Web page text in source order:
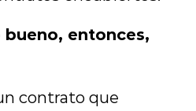
bueno, entonces,
contrato que